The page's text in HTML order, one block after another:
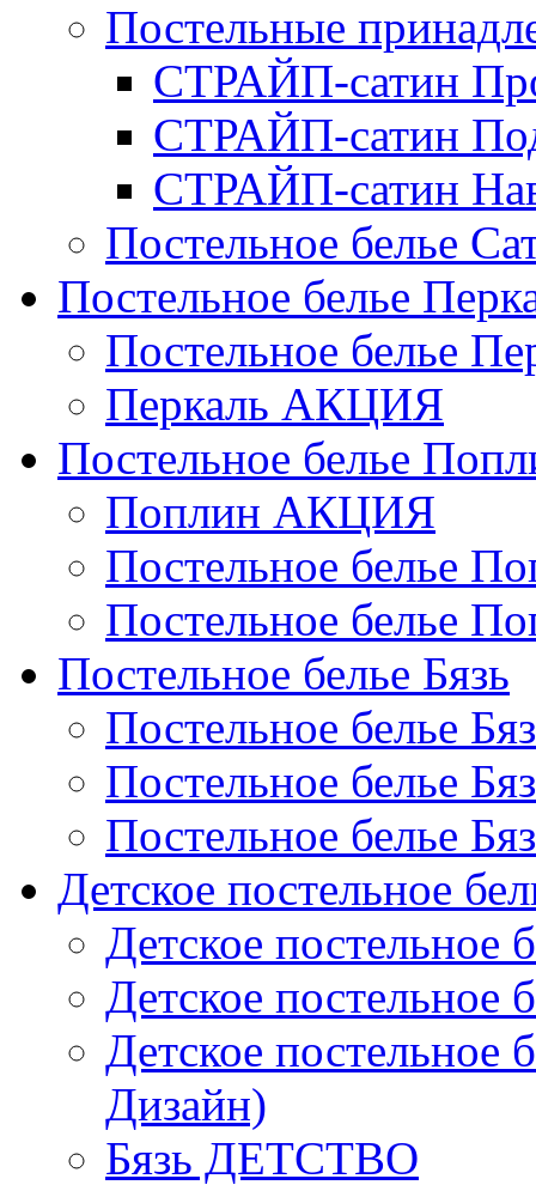
Постельные
СТРАЙП-сатин
СТРАЙП-сатин
СТРАЙП-сатин
Постельное белье
Постельное белье
Постельное белье
Перкаль АКЦИЯ
Постельное белье
Поплин АКЦИЯ
Постельное белье
Постельное белье
Постельное белье Бязь
Постельное белье
Постельное белье
Постельное белье
Детское постельное
Детское постельное
Детское постельное
Детское
Дизайн)
Бязь ДЕТСТВО